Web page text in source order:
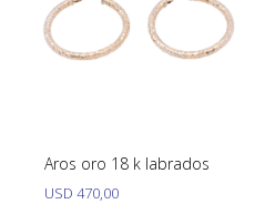
Aros oro 18 k labrados
USD 470,00